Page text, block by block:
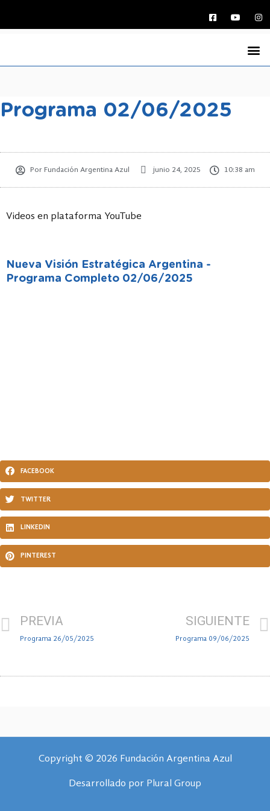
Programa 02/06/2025
PorFundación Argentina Azul junio 24, 2025 10:38 am
Videos en plataforma YouTube
Nueva Visión Estratégica Argentina -
Programa Completo 02/06/2025
FACEBOOK
TWITTER
LINKEDIN
PINTEREST
PREVIA
Programa 26/05/2025
SIGUIENTE
Programa 09/06/2025
Copyright © 2026 Fundación Argentina Azul
Desarrollado por Plural Group